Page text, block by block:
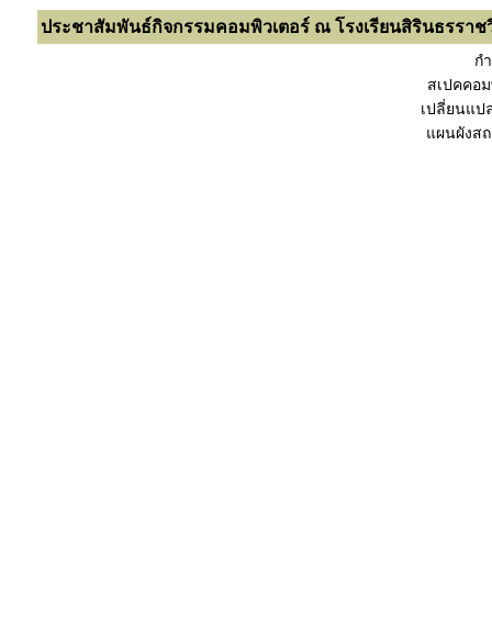
ประชาสัมพันธ์กิจกรรมคอมพิวเตอร์ ณ โรงเรียนสิรินธรราช
ก
สเปคคอ
เปลี่ยนแ
แผนผังส